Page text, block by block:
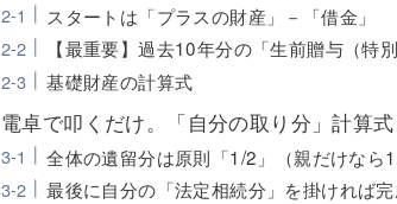
スタートは「プラスの財産」－「借金」
【最重要】過去10年分の「生前贈与（特
基礎財産の計算式
電卓で叩くだけ。「自分の取り分」計算式
全体の遺留分は原則「1/2」（親だけなら1/
最後に自分の「法定相続分」を掛ければ